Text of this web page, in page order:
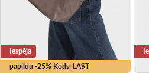
papildu -25% Kods: LAST
Iespēja